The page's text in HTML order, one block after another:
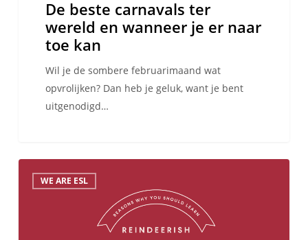
De beste carnavals ter
wereld en wanneer je er naar
toe kan
Wil je de sombere februarimaand wat
opvrolijken? Dan heb je geluk, want je bent
uitgenodigd…
WE ARE ESL